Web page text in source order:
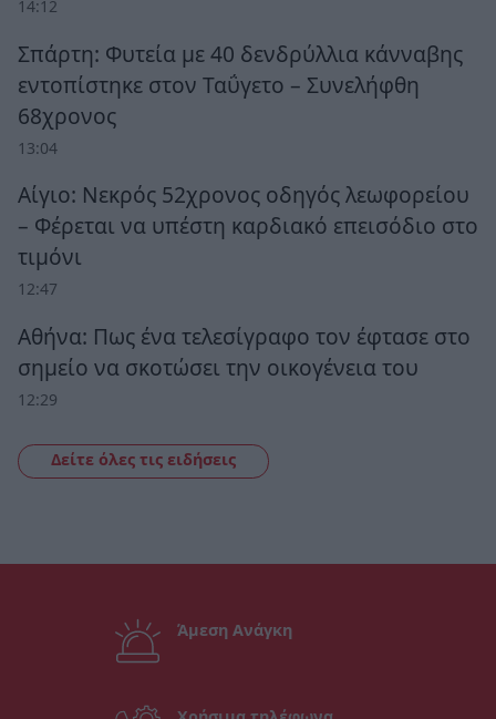
14:12
Σπάρτη: Φυτεία με 40 δενδρύλλια κάνναβης
εντοπίστηκε στον Ταΰγετο – Συνελήφθη
68χρονος
13:04
Αίγιο: Νεκρός 52χρονος οδηγός λεωφορείου
– Φέρεται να υπέστη καρδιακό επεισόδιο στο
τιμόνι
12:47
Αθήνα: Πως ένα τελεσίγραφο τον έφτασε στο
σημείο να σκοτώσει την οικογένεια του
12:29
Δείτε όλες τις ειδήσεις
Άμεση Ανάγκη